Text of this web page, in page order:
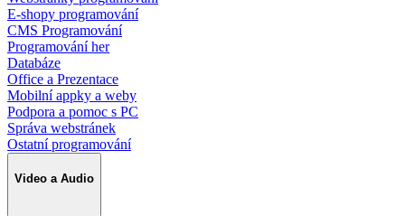
E-shopy programování
CMS Programování
Programování her
Databáze
Office a Prezentace
Mobilní appky a weby
Podpora a pomoc s PC
Správa webstránek
Ostatní programování
Video a Audio